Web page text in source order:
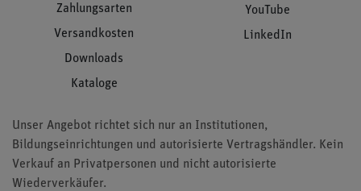
Zahlungsarten
Versandkosten
Downloads
Kataloge
YouTube
LinkedIn
Unser Angebot richtet sich nur an Institutionen,
Bildungseinrichtungen und autorisierte Vertragshändler. Kein
Verkauf an Privatpersonen und nicht autorisierte
Wiederverkäufer.